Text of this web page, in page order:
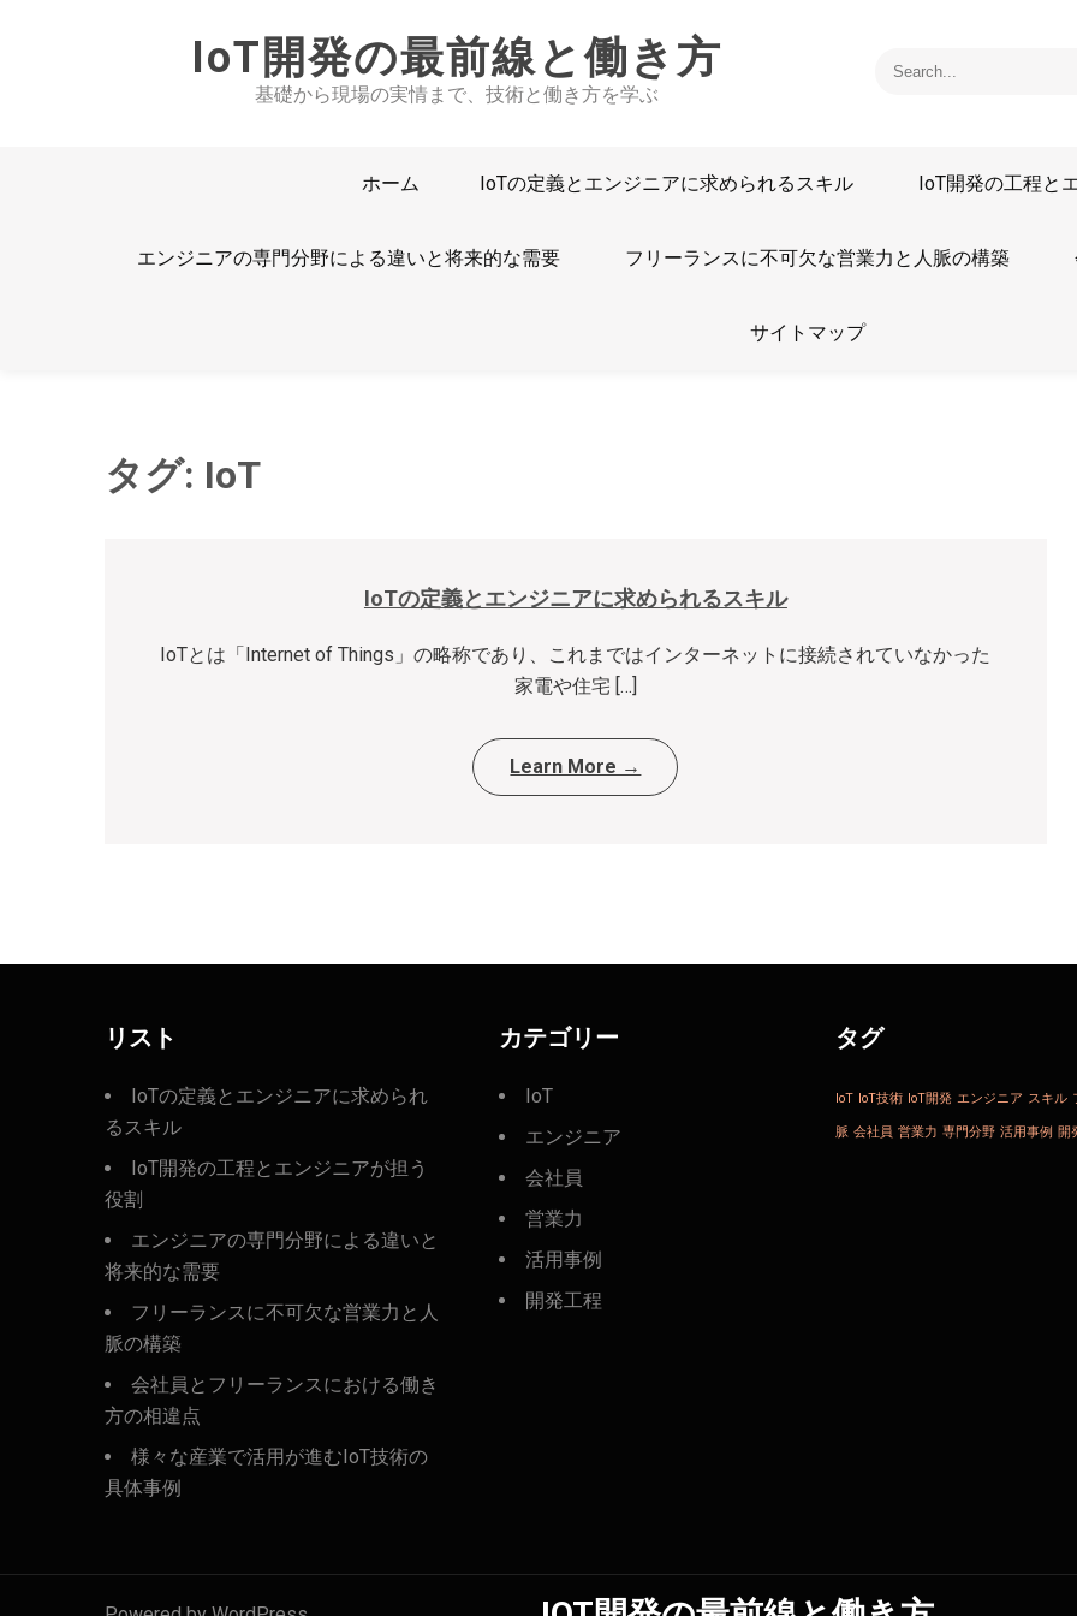
IoT開発の最前線と働き方
基礎から現場の実情まで、技術と働き方を学ぶ
ホーム IoTの定義とエンジニアに求められるスキル IoT開発の工程と
エンジニアの専門分野による違いと将来的な需要 フリーランスに不可欠な営業力と人脈の構築
サイトマップ
タグ: IoT
IoTの定義とエンジニアに求められるスキル
IoTとは「Internet of Things」の略称であり、これまではインターネットに接続されていなかった
家電や住宅 […]
Learn More →
リスト
IoTの定義とエンジニアに求められ
るスキル
IoT開発の工程とエンジニアが担う
役割
エンジニアの専門分野による違いと
将来的な需要
フリーランスに不可欠な営業力と人
脈の構築
会社員とフリーランスにおける働き
方の相違点
様々な産業で活用が進むIoT技術の
具体事例
カテゴリー
IoT
エンジニア
会社員
営業力
活用事例
開発工程
タグ
IoT IoT技術 IoT開発 エンジニア スキル
脈 会社員 営業力 専門分野 活用事例 開